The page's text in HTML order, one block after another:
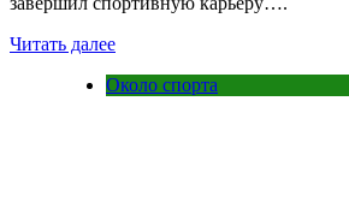
Читать далее
Около спорта